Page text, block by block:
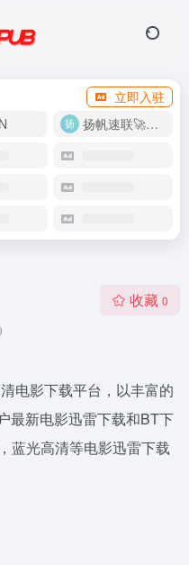
立即入驻
扬帆速联🚀很快
收藏 0
电影下载平台，以丰富的
最新电影迅雷下载和BT下
蓝光高清等电影迅雷下载